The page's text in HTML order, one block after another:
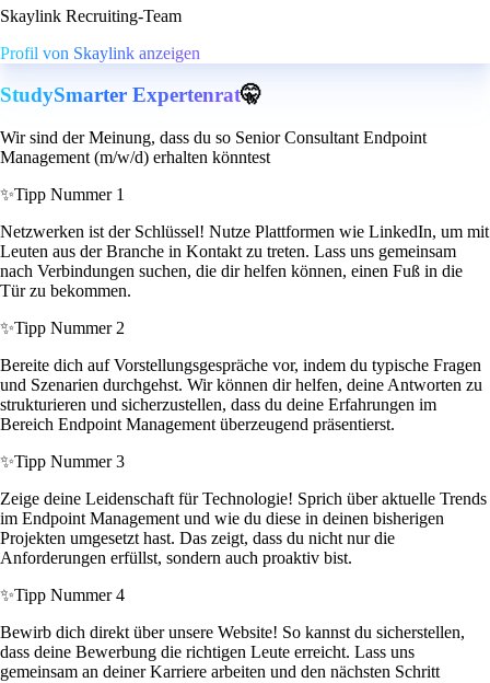
Skaylink Recruiting-Team
Profil von Skaylink anzeigen
StudySmarter Expertenrat🤫
Wir sind der Meinung, dass du so Senior Consultant Endpoint
Management (m/w/d) erhalten könntest
✨Tipp Nummer 1
Netzwerken ist der Schlüssel! Nutze Plattformen wie LinkedIn, um mit
Leuten aus der Branche in Kontakt zu treten. Lass uns gemeinsam
nach Verbindungen suchen, die dir helfen können, einen Fuß in die
Tür zu bekommen.
✨Tipp Nummer 2
Bereite dich auf Vorstellungsgespräche vor, indem du typische Fragen
und Szenarien durchgehst. Wir können dir helfen, deine Antworten zu
strukturieren und sicherzustellen, dass du deine Erfahrungen im
Bereich Endpoint Management überzeugend präsentierst.
✨Tipp Nummer 3
Zeige deine Leidenschaft für Technologie! Sprich über aktuelle Trends
im Endpoint Management und wie du diese in deinen bisherigen
Projekten umgesetzt hast. Das zeigt, dass du nicht nur die
Anforderungen erfüllst, sondern auch proaktiv bist.
✨Tipp Nummer 4
Bewirb dich direkt über unsere Website! So kannst du sicherstellen,
dass deine Bewerbung die richtigen Leute erreicht. Lass uns
gemeinsam an deiner Karriere arbeiten und den nächsten Schritt